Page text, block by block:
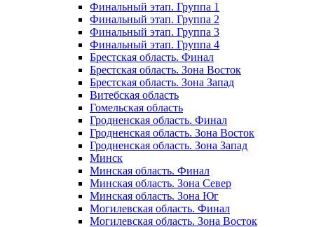
Финальный этап. Группа 1
Финальный этап. Группа 2
Финальный этап. Группа 3
Финальный этап. Группа 4
Брестская область. Финал
Брестская область. Зона Восток
Брестская область. Зона Запад
Витебская область
Гомельская область
Гродненская область. Финал
Гродненская область. Зона Восток
Гродненская область. Зона Запад
Минск
Минская область. Финал
Минская область. Зона Север
Минская область. Зона Юг
Могилевская область. Финал
Могилевская область. Зона Восток